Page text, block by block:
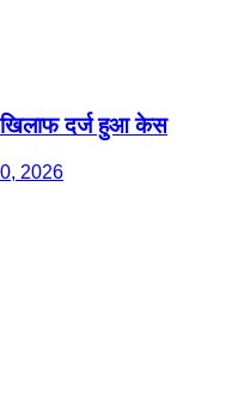
खिलाफ दर्ज हुआ केस
2026